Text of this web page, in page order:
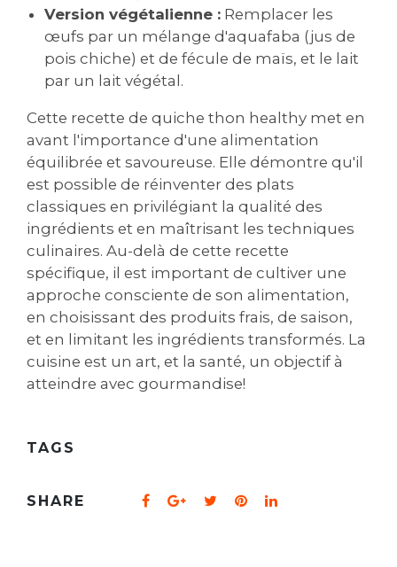
Version végétalienne : Remplacer les
œufs par un mélange d'aquafaba (jus de
pois chiche) et de fécule de maïs, et le lait
par un lait végétal.
Cette recette de quiche thon healthy met en
avant l'importance d'une alimentation
équilibrée et savoureuse. Elle démontre qu'il
est possible de réinventer des plats
classiques en privilégiant la qualité des
ingrédients et en maîtrisant les techniques
culinaires. Au-delà de cette recette
spécifique, il est important de cultiver une
approche consciente de son alimentation,
en choisissant des produits frais, de saison,
et en limitant les ingrédients transformés. La
cuisine est un art, et la santé, un objectif à
atteindre avec gourmandise!
TAGS
SHARE